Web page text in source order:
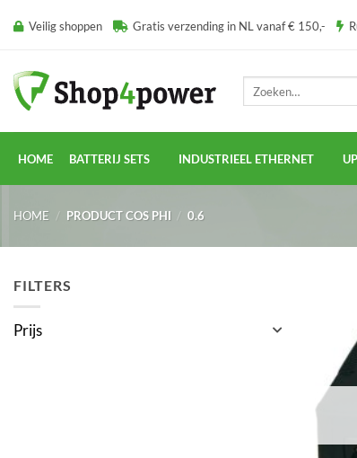
naar Veilig shoppen Gratis verzending in NL vanaf € 150,-
HOME BATTERIJ SETS INDUSTRIEEL ETHERNET
HOME / PRODUCT COS PHI / 0.6
FILTERS
Prijs